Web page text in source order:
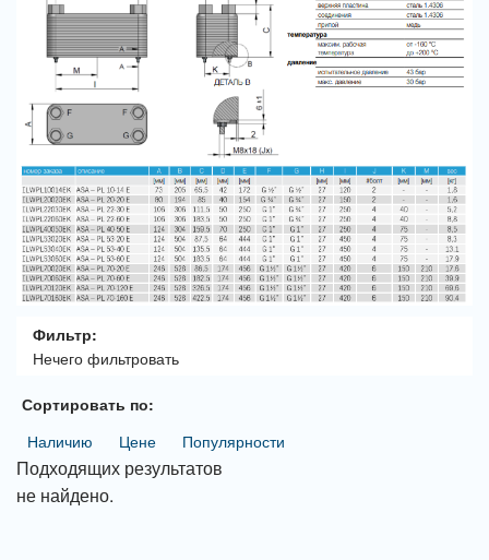
Фильтр:
Нечего фильтровать
Сортировать по:
Наличию
Цене Популярности
Подходящих результатов
не найдено.